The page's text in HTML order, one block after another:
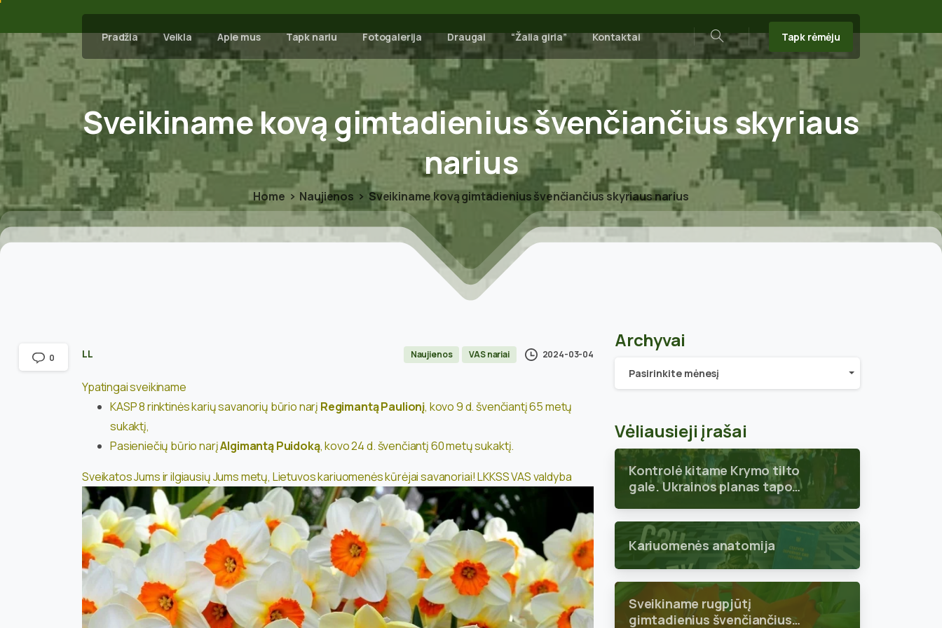
Pradžia Veikla Apie mus Tapk nariu Fotogalerija Draugai “Žalia giria” Kontaktai
Search
Tapk rėmėju
Sveikinamekovągimtadieniusšvenčiančiusskyriaus
narius
Home Naujienos Sveikiname kovą gimtadienius švenčiančius skyriaus narius
LL Naujienos VAS nariai 2024-03-04
Ypatingai sveikiname
KASP 8 rinktinės karių savanorių būrio narį Regimantą Paulionį, kovo 9 d. švenčiantį 65 metų
sukaktį,
Pasieniečių būrio narįAlgimantą Puidoką, kovo 24 d. švenčiantį 60 metų sukaktį.
Sveikatos Jums ir ilgiausių Jums metų, Lietuvos kariuomenės kūrėjai savanoriai!LKKSS VAS valdyba
0
Archyvai
Archyvai
Pasirinkite mėnesį
Vėliausieji įrašai
Kontrolė kitame Krymo tilto
gale. Ukrainos planas tapo
Kariuomenės anatomija
Sveikiname rugpjūtį
gimtadienius švenčiančius